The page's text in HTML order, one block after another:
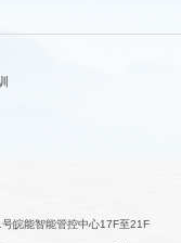
皖能智能管控中心17F至21F